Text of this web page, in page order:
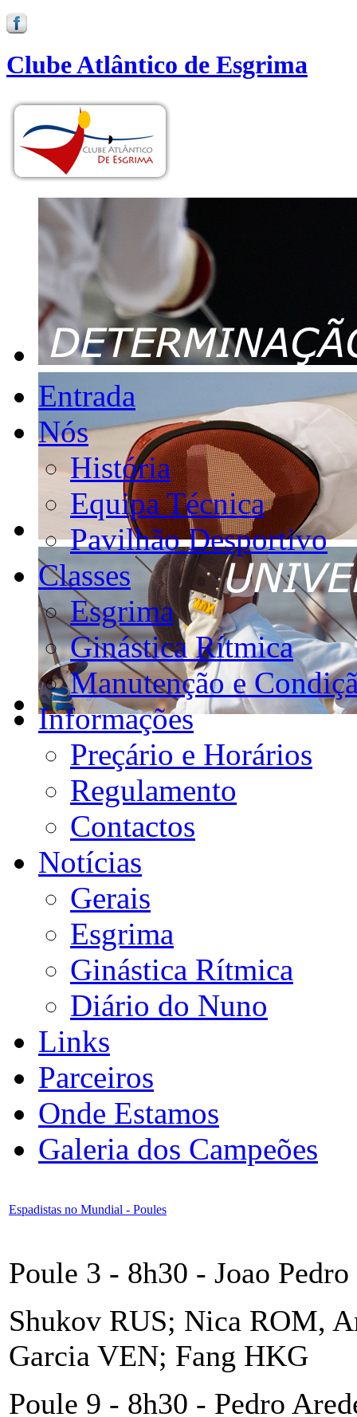
Clube Atlântico de Esgrima
Entrada
Nós
História
Equipa Técnica
Pavilhão Desportivo
Classes
Esgrima
Ginástica Rítmica
Manutenção e
Informações
Preçário e Horários
Regulamento
Contactos
Notícias
Gerais
Esgrima
Ginástica Rítmica
Diário do Nuno
Links
Parceiros
Onde Estamos
Galeria dos Campeões
Espadistas no Mundial - Poules
Poule 3 - 8h30 - Joao Pedro
Shukov RUS; Nica ROM,
Garcia VEN; Fang HKG
Poule 9 - 8h30 - Pedro